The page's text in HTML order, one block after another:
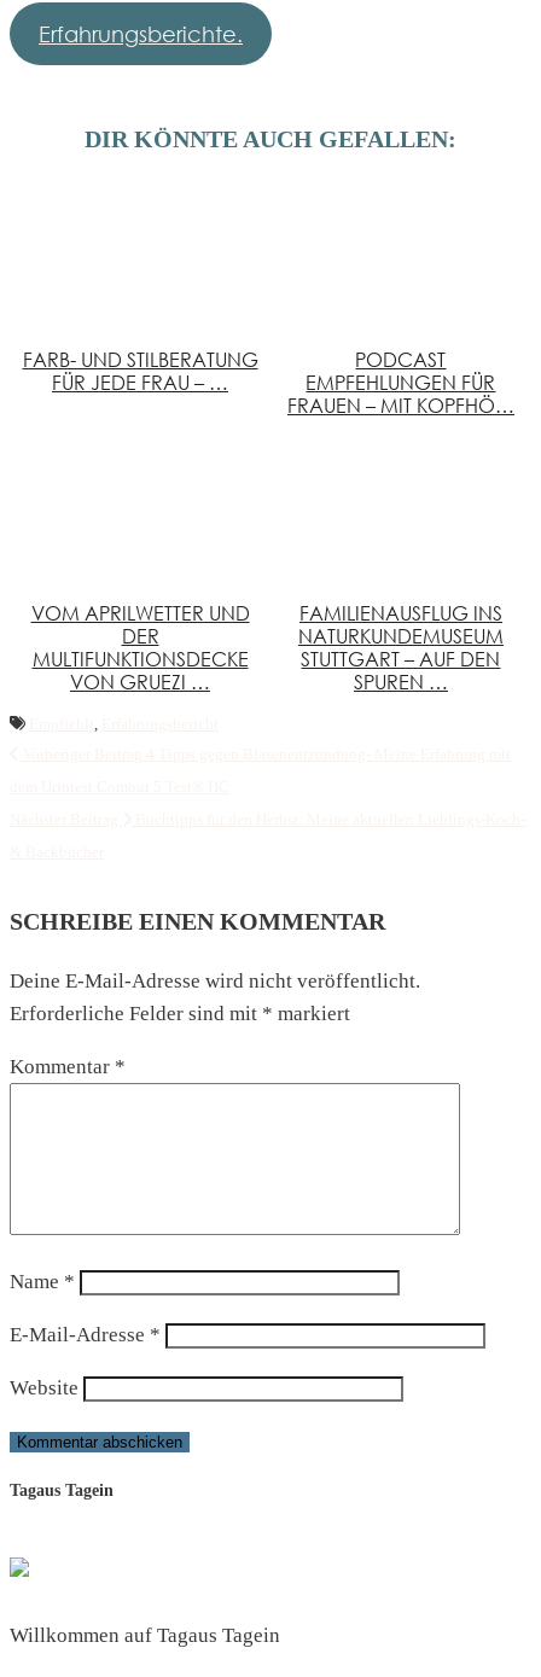
Erfahrungsberichte.
DIR KÖNNTE AUCH GEFALLEN:
FARB- UND STILBERATUNG
FÜR JEDE FRAU – …
PODCAST
EMPFEHLUNGEN FÜR
FRAUEN – MIT KOPFHÖ…
VOM APRILWETTER UND
DER
MULTIFUNKTIONSDECKE
VON GRUEZI …
FAMILIENAUSFLUG INS
NATURKUNDEMUSEUM
STUTTGART – AUF DEN
SPUREN …
,
SCHREIBE EINEN KOMMENTAR
Deine E-Mail-Adresse wird nicht veröffentlicht.
Erforderliche Felder sind mit * markiert
Kommentar *
Name *
E-Mail-Adresse *
Website
Tagaus Tagein
Willkommen auf Tagaus Tagein